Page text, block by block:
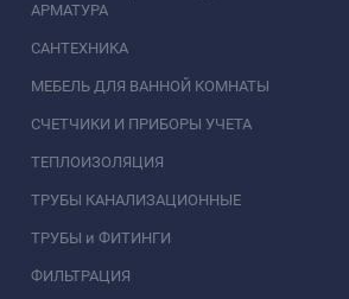
АРМАТУРА
САНТЕХНИКА
МЕБЕЛЬ ДЛЯ ВАННОЙ КОМНАТЫ
СЧЕТЧИКИ И ПРИБОРЫ УЧЕТА
ТЕПЛОИЗОЛЯЦИЯ
ТРУБЫ КАНАЛИЗАЦИОННЫЕ
ТРУБЫ и ФИТИНГИ
ФИЛЬТРАЦИЯ